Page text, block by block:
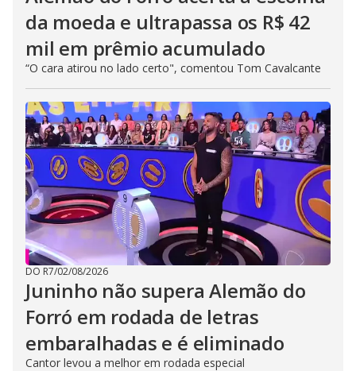
da moeda e ultrapassa os R$ 42
mil em prêmio acumulado
“O cara atirou no lado certo", comentou Tom Cavalcante
DO R7/02/08/2026
Juninho não supera Alemão do
Forró em rodada de letras
embaralhadas e é eliminado
Cantor levou a melhor em rodada especial